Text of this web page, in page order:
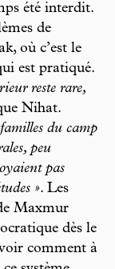
été interdit.
de
où c’est le
est pratiqué.
reste rare,
Nihat.
familles du camp
peu
pas
». Les
Maxmur
dès le
comment à